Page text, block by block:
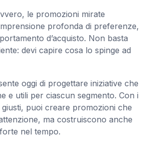
le promozioni mirate
profonda di preferenze,
d’acquisto. Non basta
devi capire cosa lo spinge ad
oggi di progettare iniziative che
e utili per ciascun segmento. Con i
puoi creare promozioni che
ma costruiscono anche
nel tempo.